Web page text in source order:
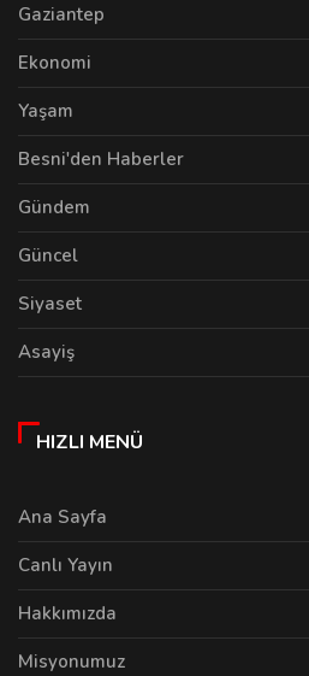
Gaziantep
Ekonomi
Yaşam
Besni'den Haberler
Gündem
Güncel
Siyaset
Asayiş
HIZLI MENÜ
Ana Sayfa
Canlı Yayın
Hakkımızda
Misyonumuz